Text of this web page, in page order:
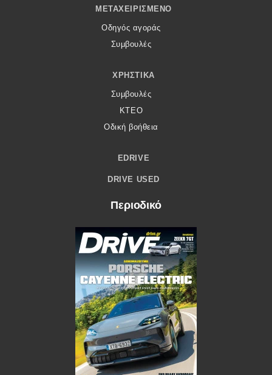
ΜΕΤΑΧΕΙΡΙΣΜΈΝΟ
Οδηγός αγοράς
Συμβουλές
ΧΡΗΣΤΙΚΆ
Συμβουλές
ΚΤΕΟ
Οδική βοήθεια
EDRIVE
DRIVE USED
Περιοδικό